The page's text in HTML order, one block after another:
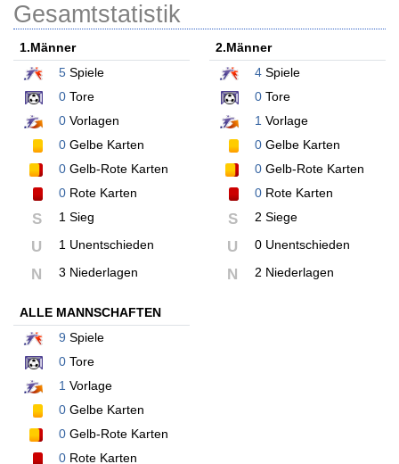
Gesamtstatistik
1.Männer
5 Spiele
0 Tore
0 Vorlagen
0 Gelbe Karten
0 Gelb-Rote Karten
0 Rote Karten
S 1 Sieg
U 1 Unentschieden
N 3 Niederlagen
2.Männer
4Spiele
0Tore
1 Vorlage
0Gelbe Karten
0Gelb-Rote Karten
0Rote Karten
S 2 Siege
U 0 Unentschieden
N 2 Niederlagen
ALLE MANNSCHAFTEN
9 Spiele
0 Tore
1 Vorlage
0 Gelbe Karten
0 Gelb-Rote Karten
0 Rote Karten